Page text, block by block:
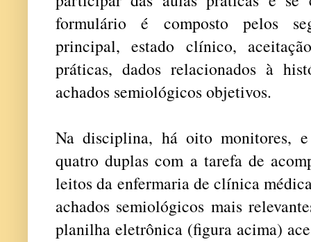
formulário é composto pelos
principal, estado clínico,
práticas, dados relacionados à
achados semiológicos objetivos.
Na disciplina, há oito monitores,
quatro duplas com a tarefa de
leitos da enfermaria de clínica
achados semiológicos mais
planilha eletrônica (figura acima)